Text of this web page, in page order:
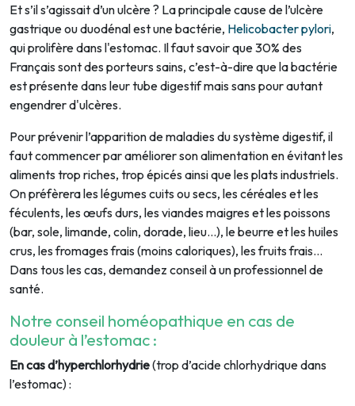
Et s’il s’agissait d’un ulcère ? La principale cause de l’ulcère
gastrique ou duodénal est une bactérie, Helicobacter pylori,
qui prolifère dans l'estomac. Il faut savoir que 30% des
Français sont des porteurs sains, c’est-à-dire que la bactérie
est présente dans leur tube digestif mais sans pour autant
engendrer d'ulcères.
Pour prévenir l’apparition de maladies du système digestif, il
faut commencer par améliorer son alimentation en évitant les
aliments trop riches, trop épicés ainsi que les plats industriels.
On préfèrera les légumes cuits ou secs, les céréales et les
féculents, les œufs durs, les viandes maigres et les poissons
(bar, sole, limande, colin, dorade, lieu…), le beurre et les huiles
crus, les fromages frais (moins caloriques), les fruits frais…
Dans tous les cas, demandez conseil à un professionnel de
santé.
Notre conseil homéopathique en cas de
douleur à l’estomac :
En cas d’hyperchlorhydrie(trop d’acide chlorhydrique dans
l’estomac) :